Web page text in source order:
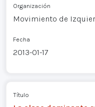
Organización
Movimiento de
Fecha
2013-01-17
Título